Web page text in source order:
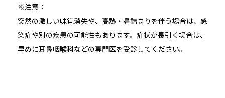
※注意：
突然の激しい味覚消失や、高熱・鼻詰まりを伴う場合は、感
染症や別の疾患の可能性もあります。症状が長引く場合は、
早めに耳鼻咽喉科などの専門医を受診してください。